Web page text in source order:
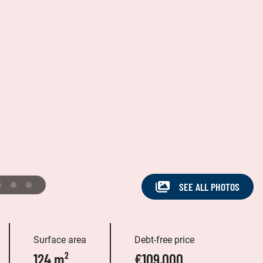
SEE ALL PHOTOS
Surface area
124 m²
Debt-free price
€109,000